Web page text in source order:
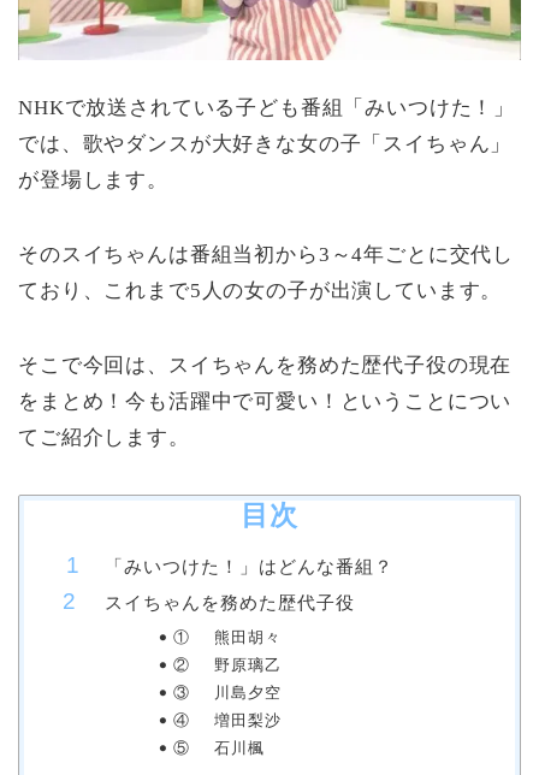
NHKで放送されている子ども番組「みいつけた！」
では、歌やダンスが大好きな女の子「スイちゃん」
が登場します。
そのスイちゃんは番組当初から3～4年ごとに交代し
ており、これまで5人の女の子が出演しています。
そこで今回は、スイちゃんを務めた歴代子役の現在
をまとめ！今も活躍中で可愛い！ということについ
てご紹介します。
目次
「みいつけた！」はどんな番組？
スイちゃんを務めた歴代子役
① 熊田胡々
② 野原璃乙
③ 川島夕空
④ 増田梨沙
⑤ 石川楓